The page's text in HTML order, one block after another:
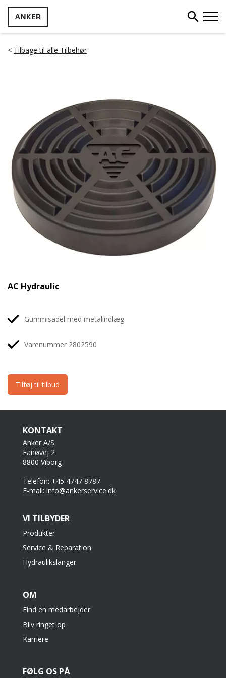
< Tilbage til alle Tilbehør
AC Hydraulic
Gummisadel med metalindlæg
Varenummer 2802590
Tilføj til tilbud
KONTAKT
Anker A/S
Fanøvej 2
8800 Viborg
Telefon: +45 4747 8787
E-mail: info@ankerservice.dk
VI TILBYDER
Produkter
Service & Reparation
Hydraulikslanger
OM
Find en medarbejder
Bliv ringet op
Karriere
FØLG OS PÅ